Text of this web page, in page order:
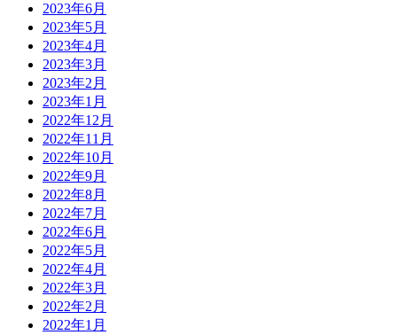
2023年6月
2023年5月
2023年4月
2023年3月
2023年2月
2023年1月
2022年12月
2022年11月
2022年10月
2022年9月
2022年8月
2022年7月
2022年6月
2022年5月
2022年4月
2022年3月
2022年2月
2022年1月